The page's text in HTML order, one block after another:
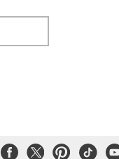
FacebookTwitterPinterest
Tiktok